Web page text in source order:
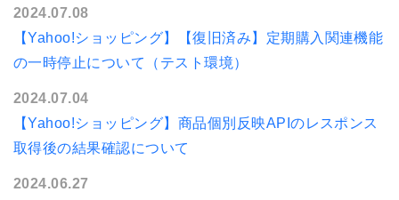
2024.07.08
【Yahoo!ショッピング】【復旧済み】定期購入関連機能
の一時停止について（テスト環境）
2024.07.04
【Yahoo!ショッピング】商品個別反映APIのレスポンス
取得後の結果確認について
2024.06.27